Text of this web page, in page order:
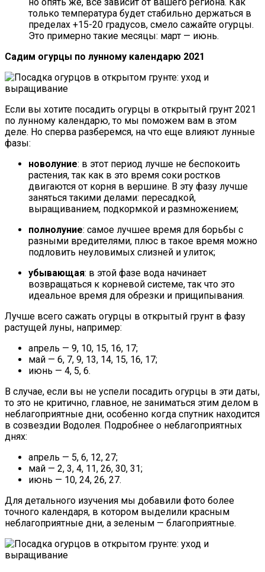
только температура будет стабильно держаться в
пределах +15-20 градусов, смело сажайте огурцы.
Это примерно такие месяцы: март — июнь.
Садим огурцы по лунному календарю 2021
Если вы хотите посадить огурцы в открытый грунт 2021
по лунному календарю, то мы поможем вам в этом
деле. Но сперва разберемся, на что еще влияют лунные
фазы:
новолуние: в этот период лучше не беспокоить
растения, так как в это время соки ростков
двигаются от корня в вершине. В эту фазу лучше
заняться такими делами: пересадкой,
выращиванием, подкормкой и размножением;
полнолуние: самое лучшее время для борьбы с
разными вредителями, плюс в такое время можно
подловить неуловимых слизней и улиток;
убывающая: в этой фазе вода начинает
возвращаться к корневой системе, так что это
идеальное время для обрезки и прищипывания.
Лучше всего сажать огурцы в открытый грунт в фазу
растущей луны, например:
апрель — 9, 10, 15, 16, 17;
май — 6, 7, 9, 13, 14, 15, 16, 17;
июнь — 4, 5, 6.
В случае, если вы не успели посадить огурцы в эти даты,
то это не критично, главное, не заниматься этим делом в
неблагоприятные дни, особенно когда спутник находится
в созвездии Водолея. Подробнее о неблагоприятных
днях:
апрель — 5, 6, 12, 27;
май — 2, 3, 4, 11, 26, 30, 31;
июнь — 10, 24, 26, 27.
Для детального изучения мы добавили фото более
точного календаря, в котором выделили красным
неблагоприятные дни, а зеленым — благоприятные.